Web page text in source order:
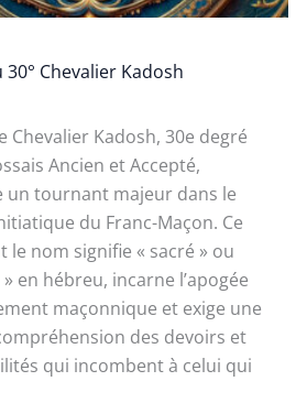
30° Chevalier Kadosh
Chevalier Kadosh, 30e degré
Ancien et Accepté,
un tournant majeur dans le
du Franc-Maçon. Ce
le nom signifie « sacré » ou
en hébreu, incarne l’apogée
maçonnique et exige une
des devoirs et
qui incombent à celui qui